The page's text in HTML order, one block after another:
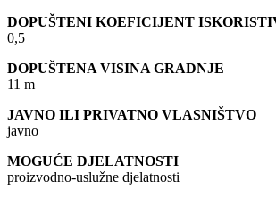
DOPUŠTENI KOEFICIJENT
0,5
DOPUŠTENA VISINA GRADNJE
11 m
JAVNO ILI PRIVATNO VLASNIŠTVO
javno
MOGUĆE DJELATNOSTI
proizvodno-uslužne djelatnosti